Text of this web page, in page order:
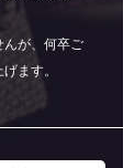
んが、何卒ご
ます。